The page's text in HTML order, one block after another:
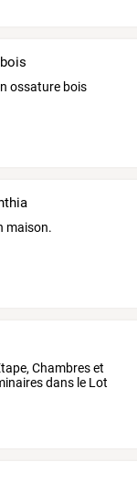
ossature bois
maison.
Chambres et
dans le Lot